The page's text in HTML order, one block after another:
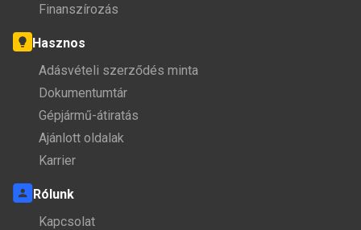
Finanszírozás
Hasznos
Adásvételi szerződés minta
Dokumentumtár
Gépjármű-átiratás
Ajánlott oldalak
Karrier
Rólunk
Kapcsolat